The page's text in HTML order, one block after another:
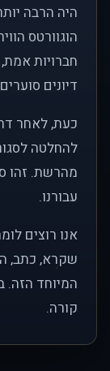
היה הרבה
הוגוורטס
חברויות
דיונים
כעת, לאחר
להחלטה
מהרשת. זהו
עבורנו.
אנו רוצים
שקרא, כתב,
המיוחד
קורה.